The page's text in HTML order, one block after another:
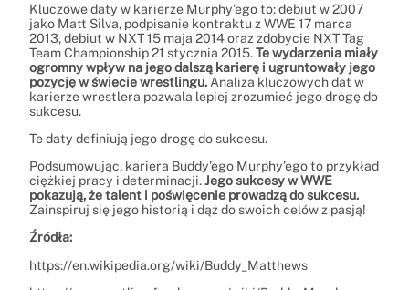
Kluczowe daty w karierze Murphy’ego to: debiut w 2007
jako Matt Silva, podpisanie kontraktu z WWE 17 marca
2013, debiut w NXT 15 maja 2014 oraz zdobycie NXT Tag
Team Championship 21 stycznia 2015.Te wydarzenia miały
ogromny wpływ na jego dalszą karierę i ugruntowały jego
pozycję w świecie wrestlingu. Analiza kluczowych dat w
karierze wrestlera pozwala lepiej zrozumieć jego drogę do
sukcesu.
Te daty definiują jego drogę do sukcesu.
Podsumowując, kariera Buddy’ego Murphy’ego to przykład
ciężkiej pracy i determinacji.Jego sukcesy w WWE
pokazują, że talent i poświęcenie prowadzą do sukcesu.
Zainspiruj się jego historią i dąż do swoich celów z pasją!
Źródła:
https://en.wikipedia.org/wiki/Buddy_Matthews